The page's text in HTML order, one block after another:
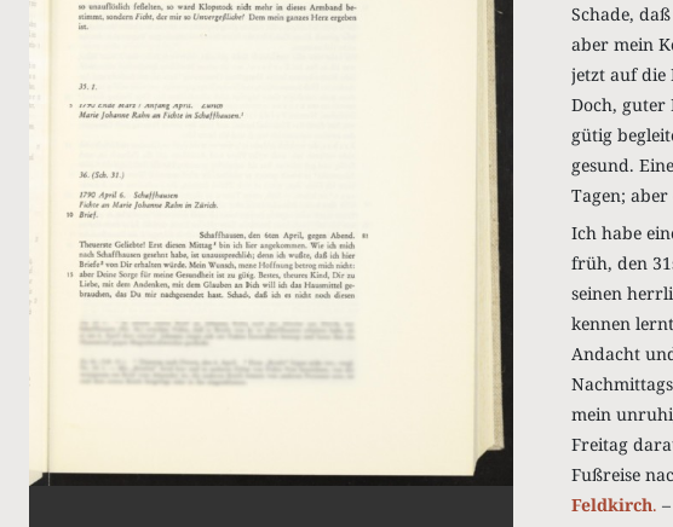
Schade,
aber mein
jetzt auf die
Doch, guter
gütig
gesund.
Tagen;
Ich habe
früh, den
seinen
kennen
Andacht
mein
Freitag
Fußreise
Feldkirch.